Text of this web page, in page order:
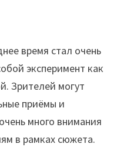
время стал очень
эксперимент как
Зрителей могут
приёмы и
много внимания
в рамках сюжета.